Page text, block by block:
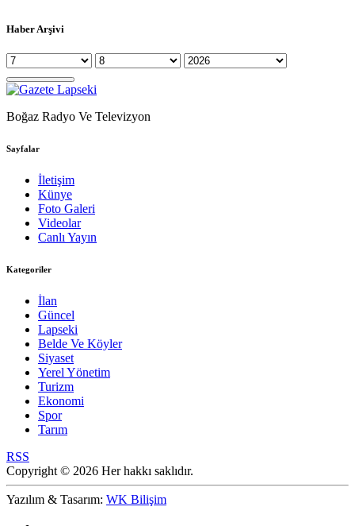
Haber Arşivi
Boğaz Radyo Ve Televizyon
Sayfalar
İletişim
Künye
Foto Galeri
Videolar
Canlı Yayın
Kategoriler
İlan
Güncel
Lapseki
Belde Ve Köyler
Siyaset
Yerel Yönetim
Turizm
Ekonomi
Spor
Tarım
RSS
Copyright © 2026 Her hakkı saklıdır.
Yazılım & Tasarım: WK Bilişim